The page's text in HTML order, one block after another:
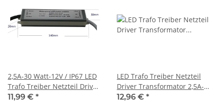
2,5A-30 Watt-12V / IP67 LED
Trafo Treiber Netzteil Driver
Transformator
11,99 € *
LED Trafo Treiber Netzteil
Driver Transformator 2,5A-
30watt-12V
12,96 € *